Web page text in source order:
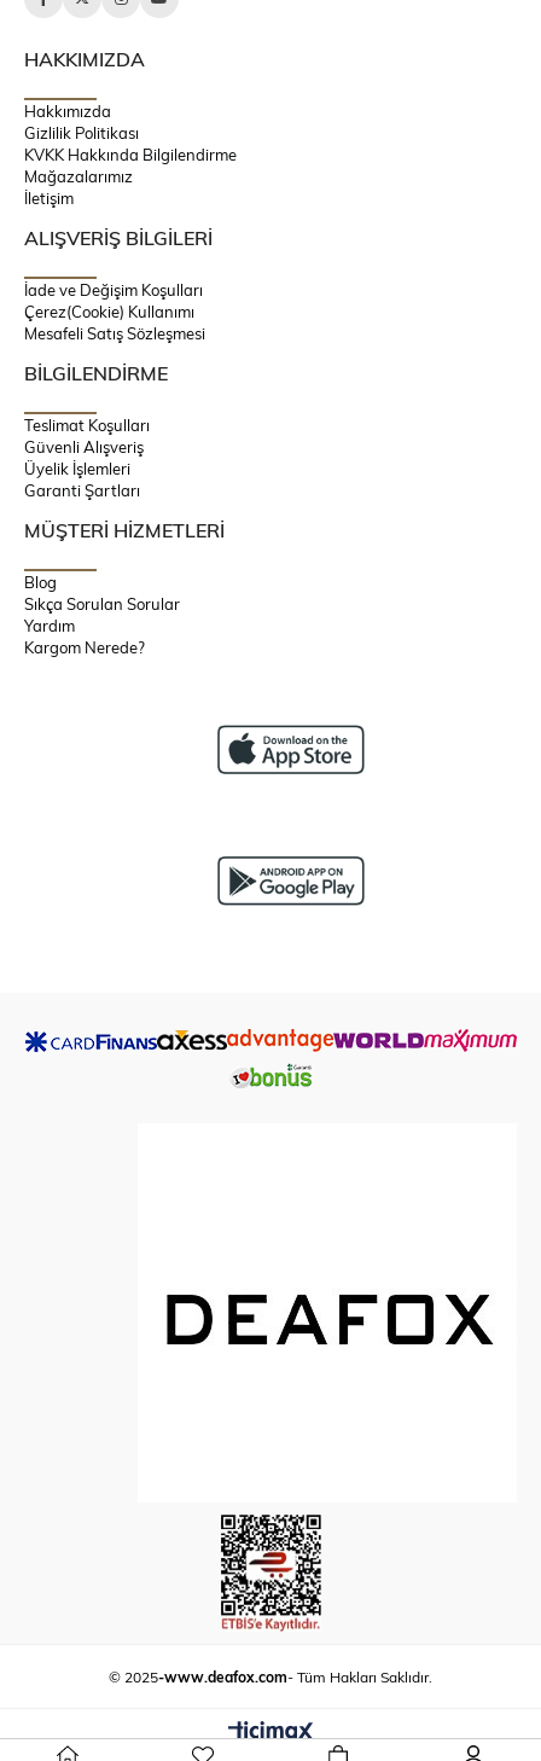
HAKKIMIZDA
Hakkımızda
Gizlilik Politikası
KVKK Hakkında Bilgilendirme
Mağazalarımız
İletişim
ALIŞVERİŞ BİLGİLERİ
İade ve Değişim Koşulları
Çerez(Cookie) Kullanımı
Mesafeli Satış Sözleşmesi
BİLGİLENDİRME
Teslimat Koşulları
Güvenli Alışveriş
Üyelik İşlemleri
Garanti Şartları
MÜŞTERİ HİZMETLERİ
Blog
Sıkça Sorulan Sorular
Yardım
Kargom Nerede?
© 2025-www.deafox.com- Tüm Hakları Saklıdır.